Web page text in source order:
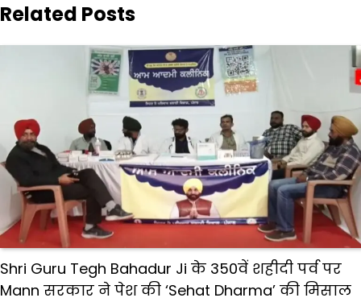
Related Posts
Shri Guru Tegh Bahadur Ji के 350वें शहीदी पर्व पर
Mann सरकार ने पेश की ‘Sehat Dharma’ की मिसाल